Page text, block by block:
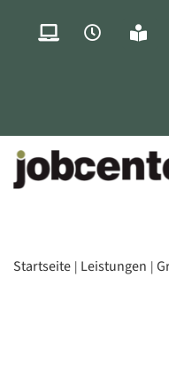
Startseite Leistungen